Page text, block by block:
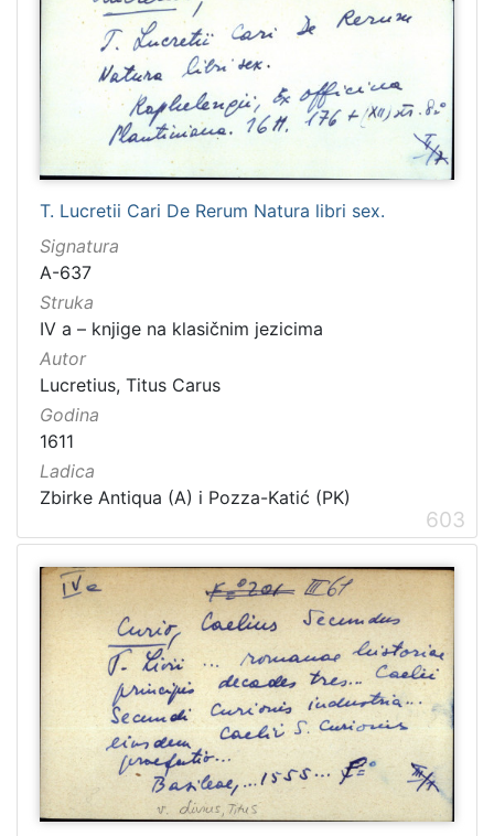
Ladica
Zbirka Collegium Ragusinum (CR)
5714
Zbirke Antiqua (A) i Pozza-Katić (PK)
T. Lucretii Cari De Rerum Natura libri sex.
Signatura
A-637
Struka
IV a – knjige na klasičnim jezicima
Autor
Lucretius, Titus Carus
Godina
1611
Ladica
Zbirke Antiqua (A) i Pozza-Katić (PK)
603